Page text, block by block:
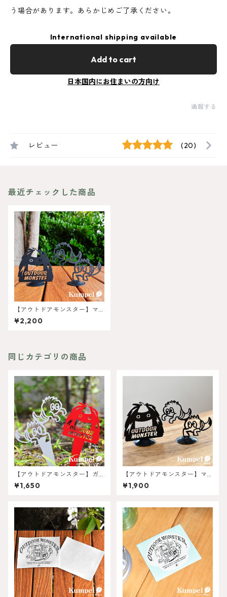
う場合があります。あらかじめご了承ください。
International shipping available
Add to cart
日本国内にお住まいの方向け
通報する
レビュー (20)
最近チェックした商品
【アウトドアモンスター】マ
グネットBig
¥2,200
同じカテゴリの商品
【アウトドアモンスター】ガ
ーデンピック
¥1,650
【アウトドアモンスター】マ
グネットSmall
¥1,900